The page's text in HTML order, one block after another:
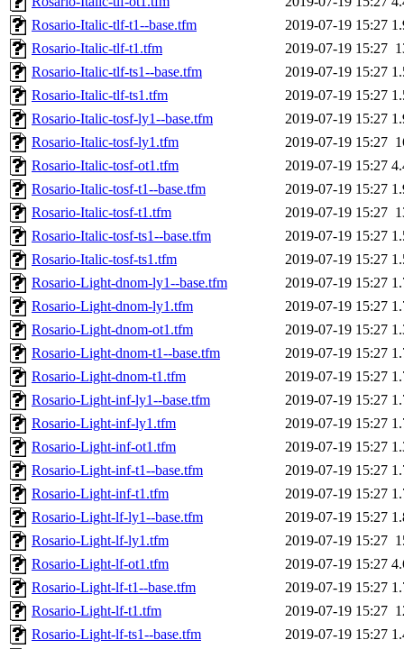
Rosario-Italic-tlf-t1--base.tfm
2019-07-19 15:27
Rosario-Italic-tlf-t1.tfm
2019-07-19 15:27
Rosario-Italic-tlf-ts1--base.tfm
2019-07-19 15:27
Rosario-Italic-tlf-ts1.tfm
2019-07-19 15:27
Rosario-Italic-tosf-ly1--base.tfm
2019-07-19 15:27
Rosario-Italic-tosf-ly1.tfm
2019-07-19 15:27
Rosario-Italic-tosf-ot1.tfm
2019-07-19 15:27
Rosario-Italic-tosf-t1--base.tfm
2019-07-19 15:27
Rosario-Italic-tosf-t1.tfm
2019-07-19 15:27
Rosario-Italic-tosf-ts1--base.tfm
2019-07-19 15:27
Rosario-Italic-tosf-ts1.tfm
2019-07-19 15:27
Rosario-Light-dnom-ly1--base.tfm
2019-07-19 15:27
Rosario-Light-dnom-ly1.tfm
2019-07-19 15:27
Rosario-Light-dnom-ot1.tfm
2019-07-19 15:27
Rosario-Light-dnom-t1--base.tfm
2019-07-19 15:27
Rosario-Light-dnom-t1.tfm
2019-07-19 15:27
Rosario-Light-inf-ly1--base.tfm
2019-07-19 15:27
Rosario-Light-inf-ly1.tfm
2019-07-19 15:27
Rosario-Light-inf-ot1.tfm
2019-07-19 15:27
Rosario-Light-inf-t1--base.tfm
2019-07-19 15:27
Rosario-Light-inf-t1.tfm
2019-07-19 15:27
Rosario-Light-lf-ly1--base.tfm
2019-07-19 15:27
Rosario-Light-lf-ly1.tfm
2019-07-19 15:27
Rosario-Light-lf-ot1.tfm
2019-07-19 15:27
Rosario-Light-lf-t1--base.tfm
2019-07-19 15:27
Rosario-Light-lf-t1.tfm
2019-07-19 15:27
Rosario-Light-lf-ts1--base.tfm
2019-07-19 15:27